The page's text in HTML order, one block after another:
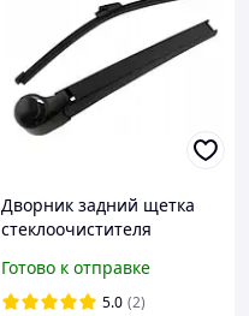
Дворник задний щетка
стеклоочистителя
универсал
Готово к отправке
5.0 (2)